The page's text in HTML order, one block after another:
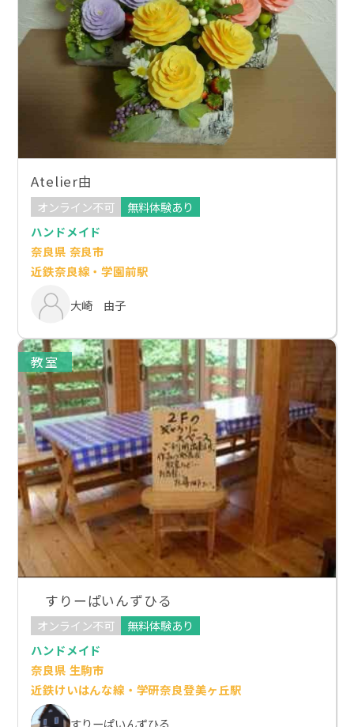
Atelier由
オンライン不可
無料体験あり
ハンドメイド
奈良県 奈良市
近鉄奈良線・学園前駅
大崎 由子
教室
すりーぱいんずひる
オンライン不可
無料体験あり
ハンドメイド
奈良県 生駒市
近鉄けいはんな線・学研奈良登美ヶ丘駅
すりーぱいんずひる